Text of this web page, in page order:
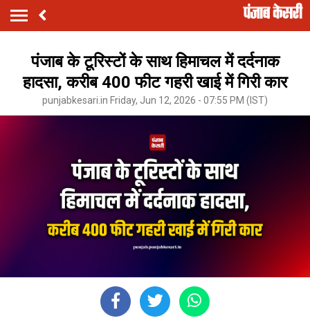
पंजाब के टूरिस्टों के साथ हिमाचल में दर्दनाक
हादसा, करीब 400 फीट गहरी खाई में गिरी कार
punjabkesari.in Friday, Jun 12, 2026 - 07:55 PM (IST)